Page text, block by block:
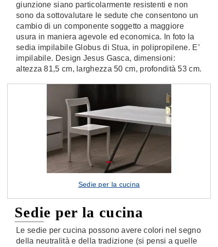
giunzione siano particolarmente resistenti e non
sono da sottovalutare le sedute che consentono un
cambio di un componente soggetto a maggiore
usura in maniera agevole ed economica. In foto la
sedia impilabile Globus di Stua, in polipropilene. E’
impilabile. Design Jesus Gasca, dimensioni:
altezza 81,5 cm, larghezza 50 cm, profondità 53 cm.
Sedie per la cucina
Sedie per la cucina
Le sedie per cucina possono avere colori nel segno
della neutralità e della tradizione (si pensi a quelle